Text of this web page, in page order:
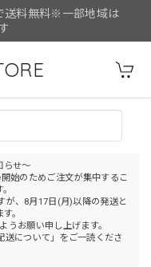
送料無料※一部地域は
らせ～
始のためご注文が集中するこ
が、8月17日(月)以降の発送と
。
うお願い申し上げます。
送について」をご一読くださ